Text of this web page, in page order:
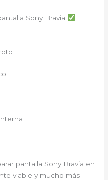
Sony Bravia
pantalla Sony Bravia en
viable y mucho más